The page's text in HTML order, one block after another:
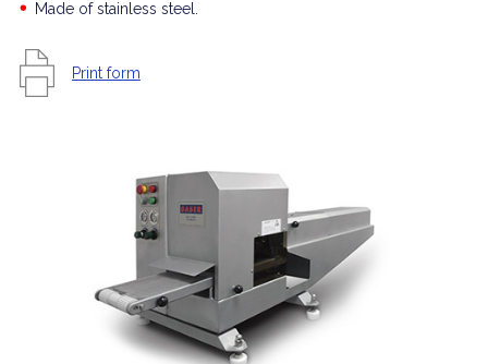
Made of stainless steel.
Print form